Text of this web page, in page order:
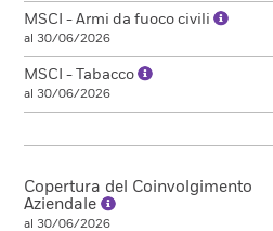
MSCI - Armi da fuoco civili
al 30/06/2026
MSCI - Tabacco
al 30/06/2026
Copertura del Coinvolgimento
Aziendale
al 30/06/2026